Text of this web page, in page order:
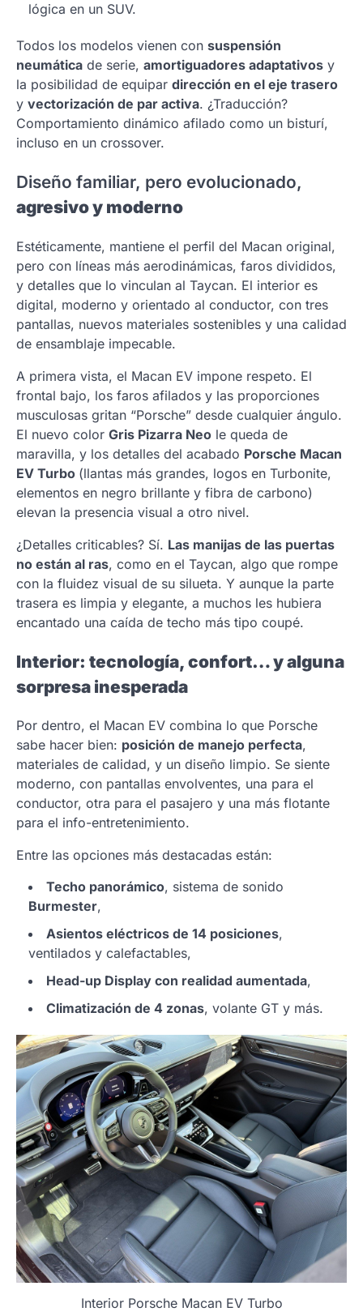
lógica en un SUV.
Todos los modelos vienen con suspensión
neumática de serie, amortiguadores adaptativos y
la posibilidad de equipar dirección en el eje trasero
y vectorización de par activa. ¿Traducción?
Comportamiento dinámico afilado como un bisturí,
incluso en un crossover.
Diseño familiar, pero evolucionado,
agresivo y moderno
Estéticamente, mantiene el perfil del Macan original,
pero con líneas más aerodinámicas, faros divididos,
y detalles que lo vinculan al Taycan. El interior es
digital, moderno y orientado al conductor, con tres
pantallas, nuevos materiales sostenibles y una calidad
de ensamblaje impecable.
A primera vista, el Macan EV impone respeto. El
frontal bajo, los faros afilados y las proporciones
musculosas gritan “Porsche” desde cualquier ángulo.
El nuevo color Gris Pizarra Neo le queda de
maravilla, y los detalles del acabado Porsche Macan
EV Turbo (llantas más grandes, logos en Turbonite,
elementos en negro brillante y fibra de carbono)
elevan la presencia visual a otro nivel.
¿Detalles criticables? Sí. Las manijas de las puertas
no están al ras, como en el Taycan, algo que rompe
con la fluidez visual de su silueta. Y aunque la parte
trasera es limpia y elegante, a muchos les hubiera
encantado una caída de techo más tipo coupé.
Interior: tecnología, confort… y alguna
sorpresa inesperada
Por dentro, el Macan EV combina lo que Porsche
sabe hacer bien: posición de manejo perfecta,
materiales de calidad, y un diseño limpio. Se siente
moderno, con pantallas envolventes, una para el
conductor, otra para el pasajero y una más flotante
para el info-entretenimiento.
Entre las opciones más destacadas están:
Techo panorámico, sistema de sonido
Burmester,
Asientos eléctricos de 14 posiciones,
ventilados y calefactables,
Head-up Display con realidad aumentada,
Climatización de 4 zonas, volante GT y más.
Interior Porsche Macan EV Turbo